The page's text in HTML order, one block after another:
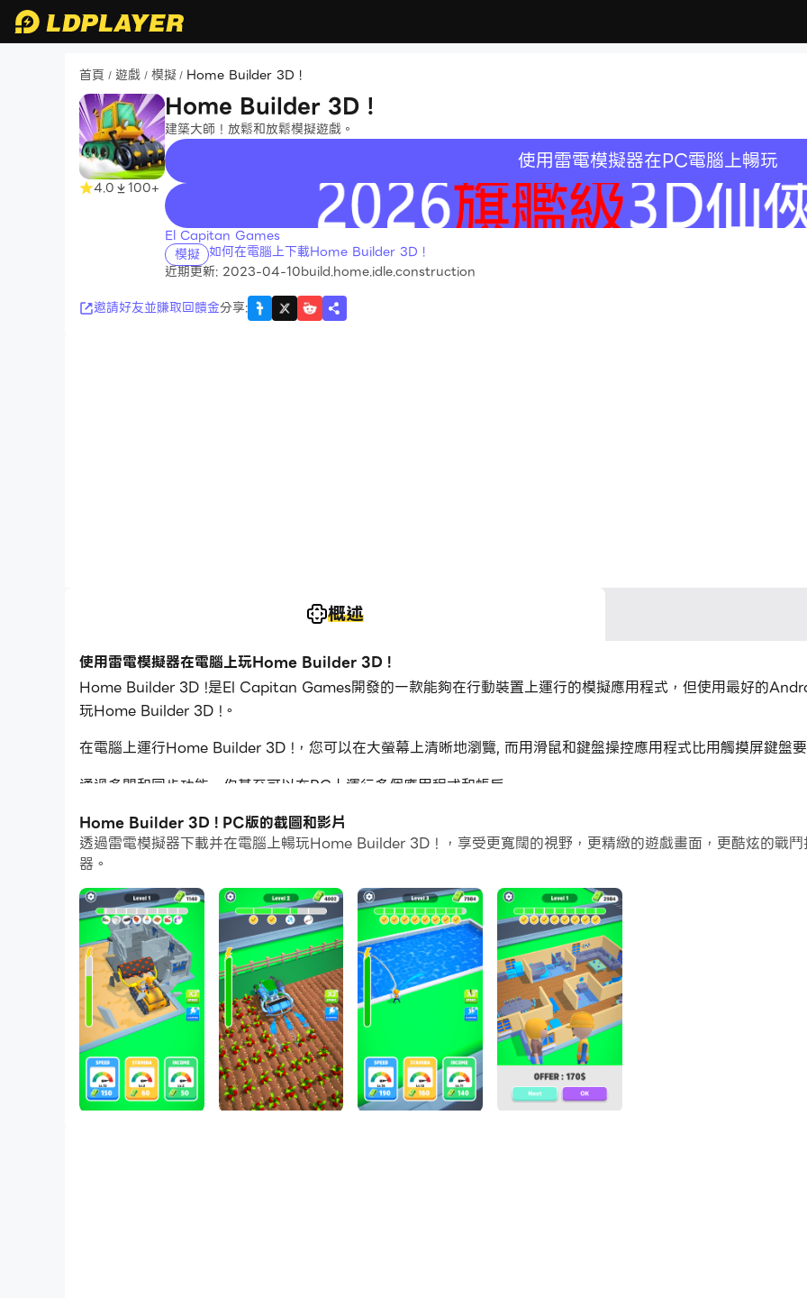
首頁 / 遊戲 / 模擬 / Home Builder 3D !
4.0 100+
Home Builder 3D !
建築大師！放鬆和放鬆模擬遊戲。
使用雷電模擬器在PC電腦上暢玩
recommend
El Capitan Games
模擬 如何在電腦上下載Home Builder 3D !
近期更新: 2023-04-10build.home.idle.construction
邀請好友並賺取回饋金分享:
概述
使用雷電模擬器在電腦上玩Home Builder 3D !
Home Builder 3D !是El Capitan Games開發的一款能夠在行動裝置上運行的模擬應用程式，但使用最好的
玩Home Builder 3D !。
在電腦上運行Home Builder 3D !，您可以在大螢幕上清晰地瀏覽, 而用滑鼠和鍵盤操控應用程式比用觸摸屏鍵盤
通過多開和同步功能，你甚至可以在PC上運行多個應用程式和帳戶。
而文件互傳功能讓分享圖像、影片和文件也變得非常容易。
下載Home Builder 3D !並在PC上運行。享受PC端的大螢幕和高畫質畫質吧!
這款令人上癮的手機遊戲可讓您拆除建築物、完成施工階段並出售您完成的結構 - 所有這些都只需一根手指放在
您不僅可以建造建築物，還可以建造其他結構，例如農場、游泳池和停車場，然後出售以獲利。由於要處理各種
管理資源成為最終的房地產大亨。
因此，準備好測試您的搭建技能。開始拆除和建造您在建築遊戲中的成功之路！
玩遊戲的時候和我們一起唱我們的歌。
- 周圍的工具 -
Home Builder 3D ! PC版的截圖和影片
透過雷電模擬器下載并在電腦上暢玩Home Builder 3D ! ，享受更寬闊的視野，更精緻的遊戲畫面，更酷炫的戰
器。